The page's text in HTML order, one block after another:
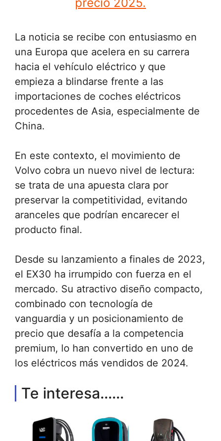
La noticia se recibe con entusiasmo en
una Europa que acelera en su carrera
hacia el vehículo eléctrico y que
empieza a blindarse frente a las
importaciones de coches eléctricos
procedentes de Asia, especialmente de
China.
En este contexto, el movimiento de
Volvo cobra un nuevo nivel de lectura:
se trata de una apuesta clara por
preservar la competitividad, evitando
aranceles que podrían encarecer el
producto final.
Desde su lanzamiento a finales de 2023,
el EX30 ha irrumpido con fuerza en el
mercado. Su atractivo diseño compacto,
combinado con tecnología de
vanguardia y un posicionamiento de
precio que desafía a la competencia
premium, lo han convertido en uno de
los eléctricos más vendidos de 2024.
Te interesa......